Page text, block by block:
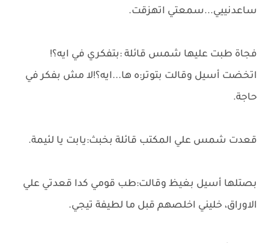
ساعدنييي...سمعتي اتهزقت.
فجاة طبت عليها شمس قائلة :بتفكري في ايه؟!
اتخضت أسيل وقالت بتوتر:ه ها...ايه؟!لا مش بفكر في
حاجة.
قعدت شمس علي المكتب قائلة بخبث:يابت يا لئيمة.
بصتلها أسيل بغيظ وقالت:طب قومي كدا قعدتي علي
الاوراق، خليني اخلصهم قبل ما لطيفة تيجي.